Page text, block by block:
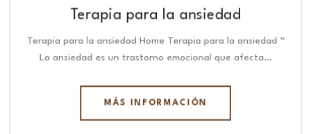
Terapia para la ansiedad
Terapia para la ansiedad Home Terapia para la ansiedad “
La ansiedad es un trastorno emocional que afecta…
MÁS INFORMACIÓN